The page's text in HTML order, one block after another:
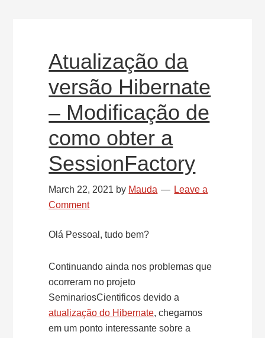
Atualização da
versão Hibernate
– Modificação de
como obter a
SessionFactory
March 22, 2021 by Mauda
Leave a
Comment
Olá Pessoal, tudo bem?
Continuando ainda nos problemas que
ocorreram no projeto
SeminariosCientificos devido a
atualização do Hibernate, chegamos
em um ponto interessante sobre a